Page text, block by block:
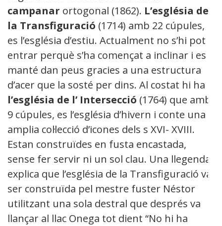
campanar ortogonal (1862). L’església de
la Transfiguració (1714) amb 22 cúpules,
es l’església d’estiu. Actualment no s’hi pot
entrar perquè s’ha començat a inclinar i es
manté dan peus gracies a una estructura
d’acer que la sosté per dins. Al costat hi ha
l’església de l’ Intersecció (1764) que amb
9 cúpules, es l’església d’hivern i conte una
amplia col·lecció d’icones dels s XVI- XVIII.
Estan construïdes en fusta encastada,
sense fer servir ni un sol clau. Una llegenda
explica que l’església de la Transfiguració va
ser construïda pel mestre fuster Néstor
utilitzant una sola destral que després va
llançar al llac Onega tot dient “No hi ha